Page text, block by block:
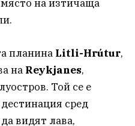
на изтичаща
планина Litli-Hrútur,
на Reykjanes,
Той се е
сред
видят лава,